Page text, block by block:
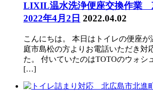
LIXIL温水洗浄便座交換作業
2022年4月2日 2022.04.02
こんにちは。 本日はトイレの便座
庭市島松の方よりお電話いただき対
た。 付いていたのはTOTOのウォシ
[…]